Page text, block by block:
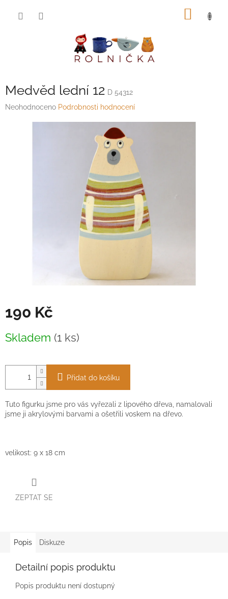
Medvěd lední 12 D 54312
Průměrné
Neohodnoceno Podrobnosti hodnocení
190 Kč
cena:
Skladem (1 ks)
Přidat do košíku
Tuto figurku jsme pro vás vyřezali z lipového dřeva, namalovali
jsme ji akrylovými barvami a ošetřili voskem na dřevo.
velikost: 9 x 18 cm
ZEPTAT SE
Popis Diskuze
Detailní popis produktu
Popis produktu není dostupný